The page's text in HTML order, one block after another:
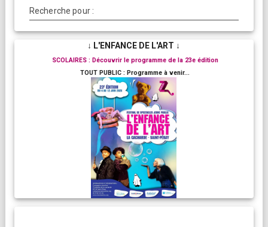
Recherche pour :
↓ L'ENFANCE DE L'ART ↓
SCOLAIRES : Découvrir le programme de la 23e édition
TOUT PUBLIC : Programme à venir...